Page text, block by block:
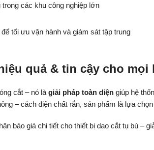
các khu công nghiệp lớn
tối ưu vận hành và giám sát tập trung
quả & tin cậy cho mọi
cắt – nó là giải pháp toàn diện giúp hệ
– cách điện chất rắn, sản phẩm là lựa
báo giá chi tiết cho thiết bị dao cắt tụ bù –